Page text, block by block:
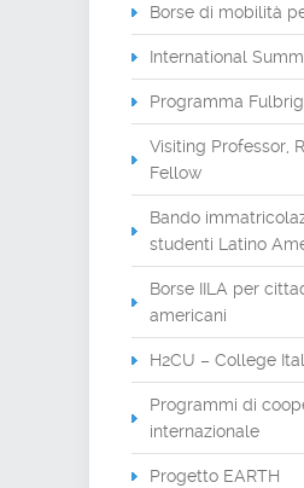
Borse di mobilità
International
Programma
Visiting Professor,
Fellow
Bando
studenti Latino
Borse IILA per
americani
H2CU – College
Programmi di
internazionale
Progetto EARTH